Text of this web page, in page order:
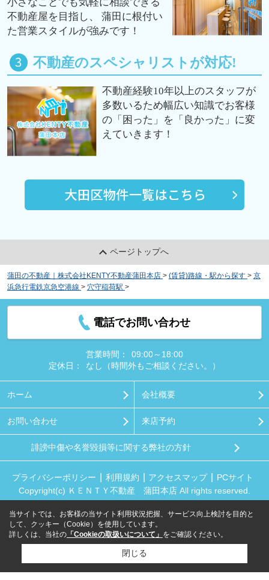
不動産屋を目指し、 蒲田に根付い
た営業スタイルが強みです！
不動産のスペシャリストが対応!
不動産経験10年以上のスタッフが
多数いるため幅広い知識でお客様
の「困った」を「良かった」に変
えていきます！
ページトップへ
蒲田の不動産｜株式会社KENTY不動産蒲田本店 > (賃貸)路線・駅から探す > 京
浜急行電鉄京急空港線 > 穴守稲荷駅 >
電話でお問い合わせ
営業時間：
09:00～18:00
定休日：
なし（時間外もご相談ください。）
ホーム 会社概要
お問い合わせ 来店予約
誹謗中傷や名誉毀損等に関する弊社の方針
プライバシーポリシー 利用規約 アクセスマップ
PCサイト
Copyright(c) ＫＥＮＴＹ不動産 蒲田本店 All rights reserved.
当サイトでは、お客様の当サイト利用状況把握、サービス向上検討を目的と
して、クッキー（Cookie）を使用しています。
詳しくは、当社の 「Cookieの取扱いについて」 をご確認ください。
閉じる